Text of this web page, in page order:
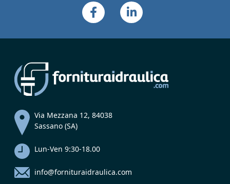
Via Mezzana 12, 84038
Sassano (SA)
Lun-Ven 9:30-18.00
info@fornituraidraulica.com